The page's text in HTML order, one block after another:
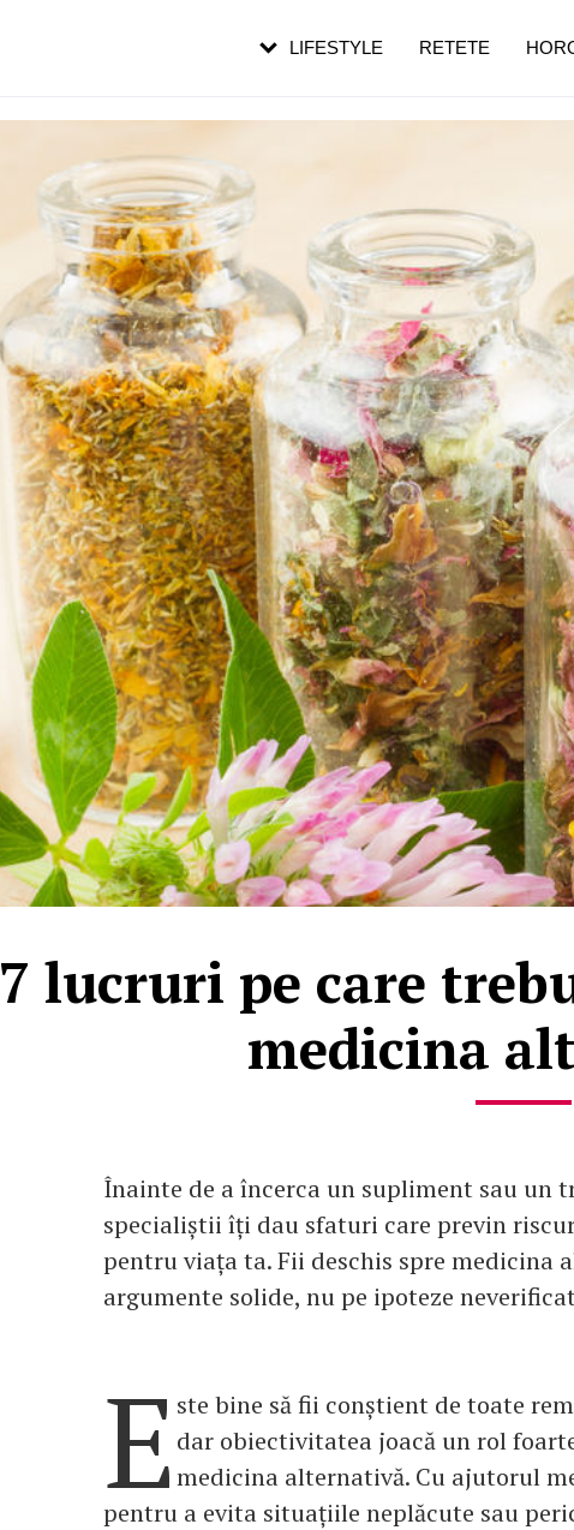
7 lucruri pe care
medicina
Înainte de a încerca un supliment sau un
specialiștii îți dau sfaturi care previn
pentru viața ta. Fii deschis spre medicina
argumente solide, nu pe ipoteze
E ste bine să fii conștient de toate
dar obiectivitatea joacă un rol
medicina alternativă. Cu ajutorul
pentru a evita situațiile neplăcute sau
LIFESTYLE RETETE
pe măsură ce înaintezi în vârstă
de